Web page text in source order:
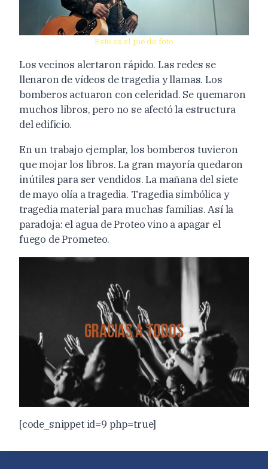
Esto es el pie de foto
Los vecinos alertaron rápido. Las redes se
llenaron de vídeos de tragedia y llamas. Los
bomberos actuaron con celeridad. Se quemaron
muchos libros, pero no se afectó la estructura
del edificio.
En un trabajo ejemplar, los bomberos tuvieron
que mojar los libros. La gran mayoría quedaron
inútiles para ser vendidos. La mañana del siete
de mayo olía a tragedia. Tragedia simbólica y
tragedia material para muchas familias. Así la
paradoja: el agua de Proteo vino a apagar el
fuego de Prometeo.
Gracias a todos
[code_snippet id=9 php=true]